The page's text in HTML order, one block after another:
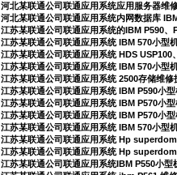
河北某联通公司联通应用系统应用服务器维
河北某联通公司联通应用系统内网数据库
江苏某联通公司联通应用系统的IBM P590
江苏某联通公司联通应用系统 IBM 570小型
江苏某联通公司联通应用系统 HDS
江苏某联通公司联通应用系统 IBM 570小型
江苏某联通公司联通应用系统 2500存储维修
江苏某联通公司联通应用系统 IBM P590小
江苏某联通公司联通应用系统 IBM P570小
江苏某联通公司联通应用系统 IBM P570小
江苏某联通公司联通应用系统 IBM 570小型
江苏某联通公司联通应用系统 Hp
江苏某联通公司联通应用系统 Hp
江苏某联通公司联通应用系统IBM P550小型